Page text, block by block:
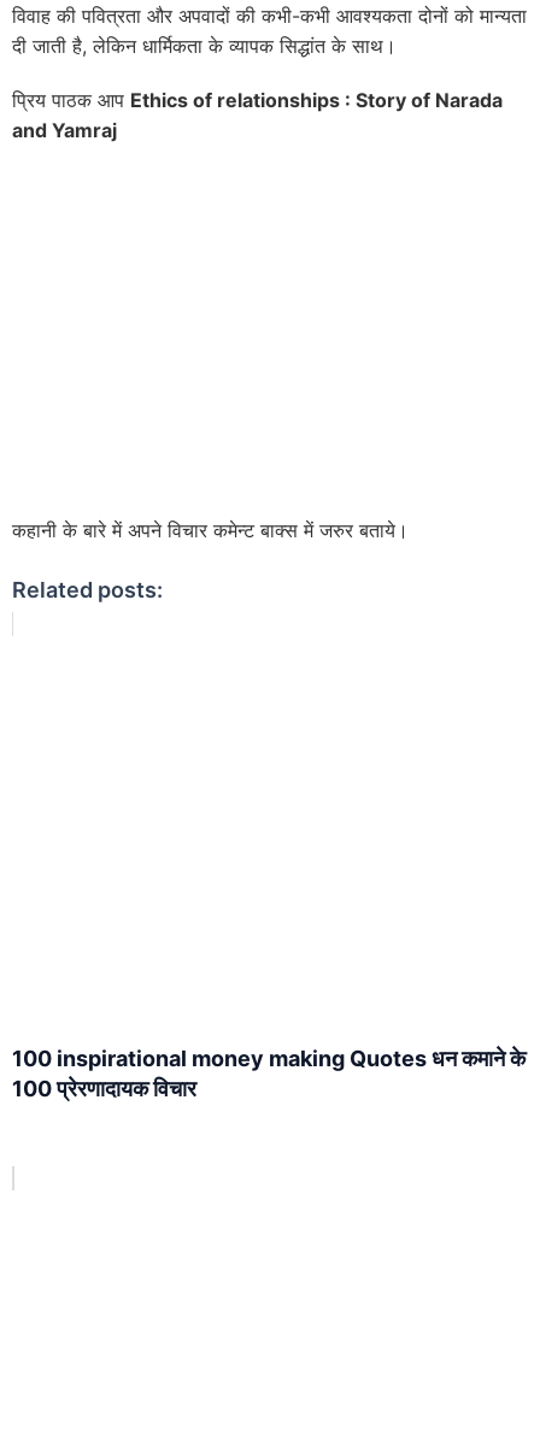
विवाह की पवित्रता और अपवादों की कभी-कभी आवश्यकता दोनों को मान्यता
दी जाती है, लेकिन धार्मिकता के व्यापक सिद्धांत के साथ।
प्रिय पाठक आप Ethics of relationships : Story of Narada
and Yamraj
कहानी के बारे में अपने विचार कमेन्ट बाक्स में जरुर बताये।
Related posts:
100 inspirational money making Quotes धन कमाने के
100 प्रेरणादायक विचार